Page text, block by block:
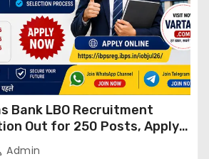
Bank LBO Recruitment
Out for 250 Posts, Apply
Admin